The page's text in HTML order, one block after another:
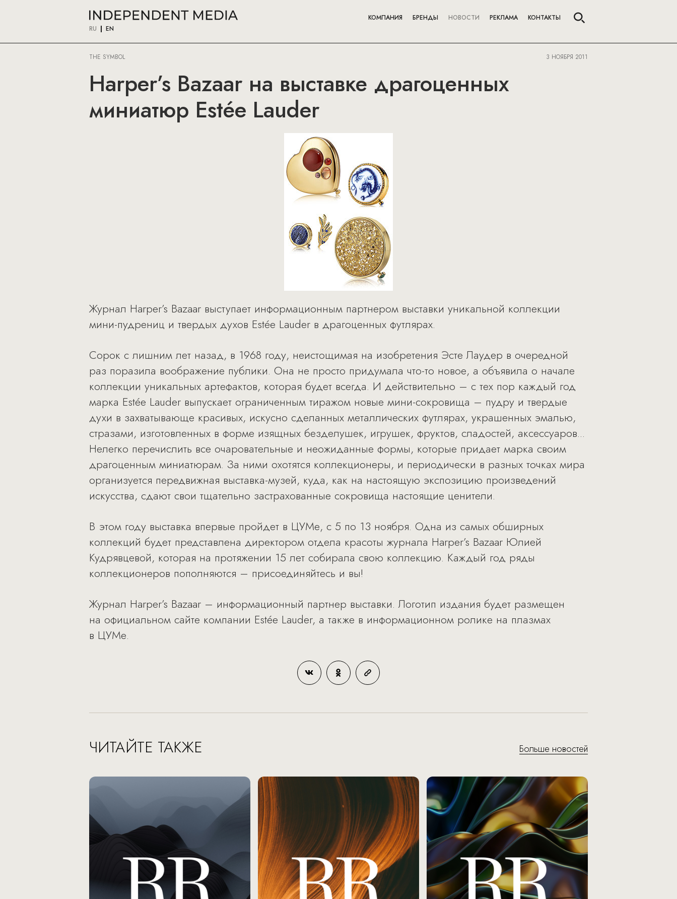
RU EN
КОМПАНИЯ БРЕНДЫ НОВОСТИ РЕКЛАМА КОНТАКТЫ
THE SYMBOL 3 НОЯБРЯ 2011
Harper’s Bazaar на выставке драгоценных
миниатюр Estée Lauder
Журнал Harper’s Bazaar выступает информационным партнером выставки уникальной коллекции
мини-пудрениц и твердых духов Estée Lauder в драгоценных футлярах.
Сорок с лишним лет назад, в 1968 году, неистощимая на изобретения Эсте Лаудер в очередной
раз поразила воображение публики. Она не просто придумала что-то новое, а объявила о начале
коллекции уникальных артефактов, которая будет всегда. И действительно – с тех пор каждый год
марка Estée Lauder выпускает ограниченным тиражом новые мини-сокровища – пудру и твердые
духи в захватывающе красивых, искусно сделанных металлических футлярах, украшенных эмалью,
стразами, изготовленных в форме изящных безделушек, игрушек, фруктов, сладостей, аксессуаров...
Нелегко перечислить все очаровательные и неожиданные формы, которые придает марка своим
драгоценным миниатюрам. За ними охотятся коллекционеры, и периодически в разных точках мира
организуется передвижная выставка-музей, куда, как на настоящую экспозицию произведений
искусства, сдают свои тщательно застрахованные сокровища настоящие ценители.
В этом году выставка впервые пройдет в ЦУМе, с 5 по 13 ноября. Одна из самых обширных
коллекций будет представлена директором отдела красоты журнала Harper’s Bazaar Юлией
Кудрявцевой, которая на протяжении 15 лет собирала свою коллекцию. Каждый год ряды
коллекционеров пополняются – присоединяйтесь и вы!
Журнал Harper’s Bazaar – информационный партнер выставки. Логотип издания будет размещен
на официальном сайте компании Estée Lauder, а также в информационном ролике на плазмах
в ЦУМе.
ЧИТАЙТЕ ТАКЖЕ Больше новостей